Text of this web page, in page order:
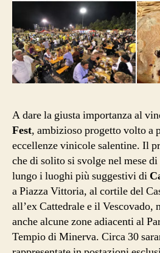
A dare la giusta importanza al
Fest, ambizioso progetto volto a
eccellenze vinicole salentine. Il
che di solito si svolge nel mese
lungo i luoghi più suggestivi di
a Piazza Vittoria, al cortile del
all’ex Cattedrale e il Vescovado,
anche alcune zone adiacenti al
Tempio di Minerva. Circa 30